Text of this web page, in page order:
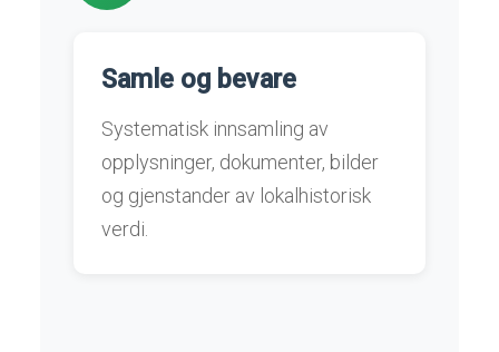
Samle og bevare
Systematisk innsamling av
opplysninger, dokumenter, bilder
og gjenstander av lokalhistorisk
verdi.